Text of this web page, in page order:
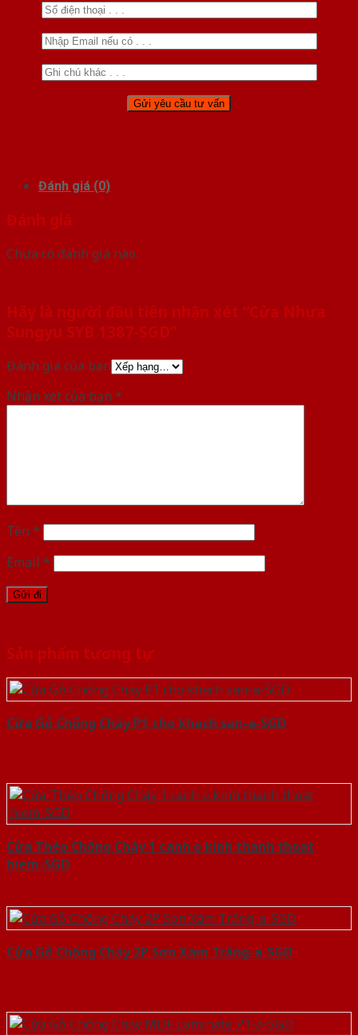
Đánh giá (0)
Đánh giá
Chưa có đánh giá nào.
Hãy là người đầu tiên nhận xét “Cửa Nhựa
Sungyu SYB 1387-SGD”
Đánh giá của bạn
Nhận xét của bạn *
Tên *
Email *
Sản phẩm tương tự
Cửa Gỗ Chống Cháy P1 cho khach san-a-SGD
Cửa Thép Chống Cháy 1 canh o kinh thanh thoat
hiem-SGD
Cửa Gỗ Chống Cháy 2P Sơn Xám Trắng-a-SGD